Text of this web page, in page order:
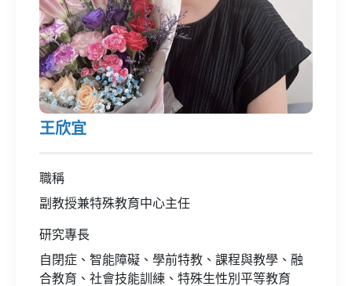
王欣宜
職稱
副教授兼特殊教育中心主任
研究專長
自閉症、智能障礙、學前特教、課程與教學、融
合教育、社會技能訓練、特殊生性別平等教育